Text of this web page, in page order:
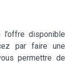
disponible
par faire une
permettre de